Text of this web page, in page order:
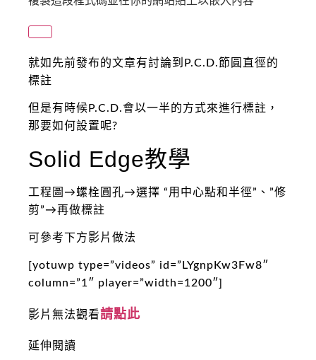
就如先前發布的文章有討論到P.C.D.節圓直徑的
標註
但是有時候P.C.D.會以一半的方式來進行標註，
那要如何設置呢?
Solid Edge教學
工程圖→螺栓圓孔→選擇 “用中心點和半徑”、”修
剪”→再做標註
可參考下方影片做法
[yotuwp type=”videos” id=”LYgnpKw3Fw8″
column=”1″ player=”width=1200″]
影片無法觀看請點此
延伸閱讀